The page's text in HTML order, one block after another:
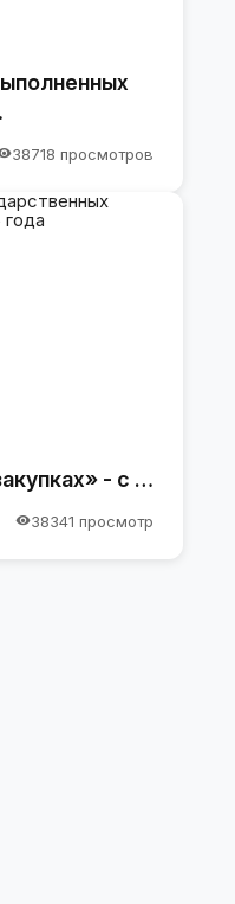
38718 просмотров
- с 1
38341 просмотр